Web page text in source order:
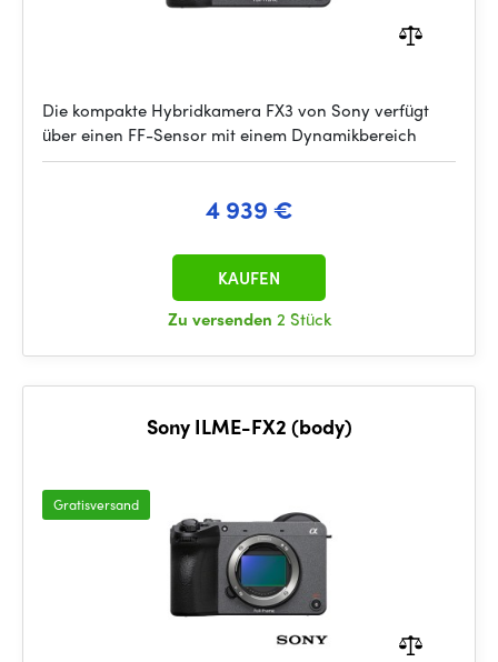
Die kompakte Hybridkamera FX3 von Sony verfügt
über einen FF-Sensor mit einem Dynamikbereich
4 939 €
Zu versenden 2 Stück
KAUFEN
Sony ILME-FX2 (body)
Gratisversand